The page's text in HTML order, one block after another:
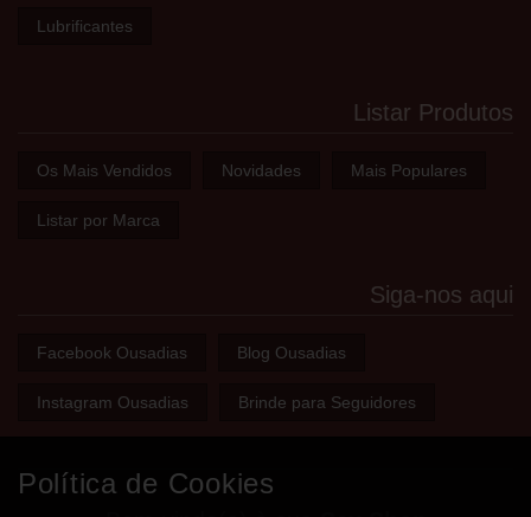
Lubrificantes
Listar Produtos
Os Mais Vendidos Novidades Mais Populares
Listar por Marca
Siga-nos aqui
Facebook Ousadias Blog Ousadias
Instagram Ousadias Brinde para Seguidores
Política de Cookies